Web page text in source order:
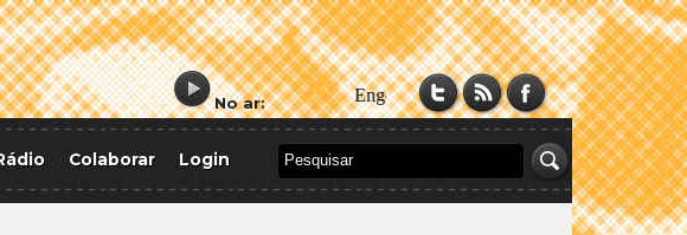
No ar:
Colaborar Login